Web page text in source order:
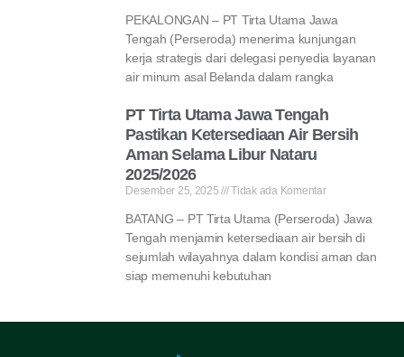
PEKALONGAN – PT Tirta Utama Jawa
Tengah (Perseroda) menerima kunjungan
kerja strategis dari delegasi penyedia layanan
air minum asal Belanda dalam rangka
PT Tirta Utama Jawa Tengah
Pastikan Ketersediaan Air Bersih
Aman Selama Libur Nataru
2025/2026
Desember 25, 2025 Tidak ada Komentar
BATANG – PT Tirta Utama (Perseroda) Jawa
Tengah menjamin ketersediaan air bersih di
sejumlah wilayahnya dalam kondisi aman dan
siap memenuhi kebutuhan